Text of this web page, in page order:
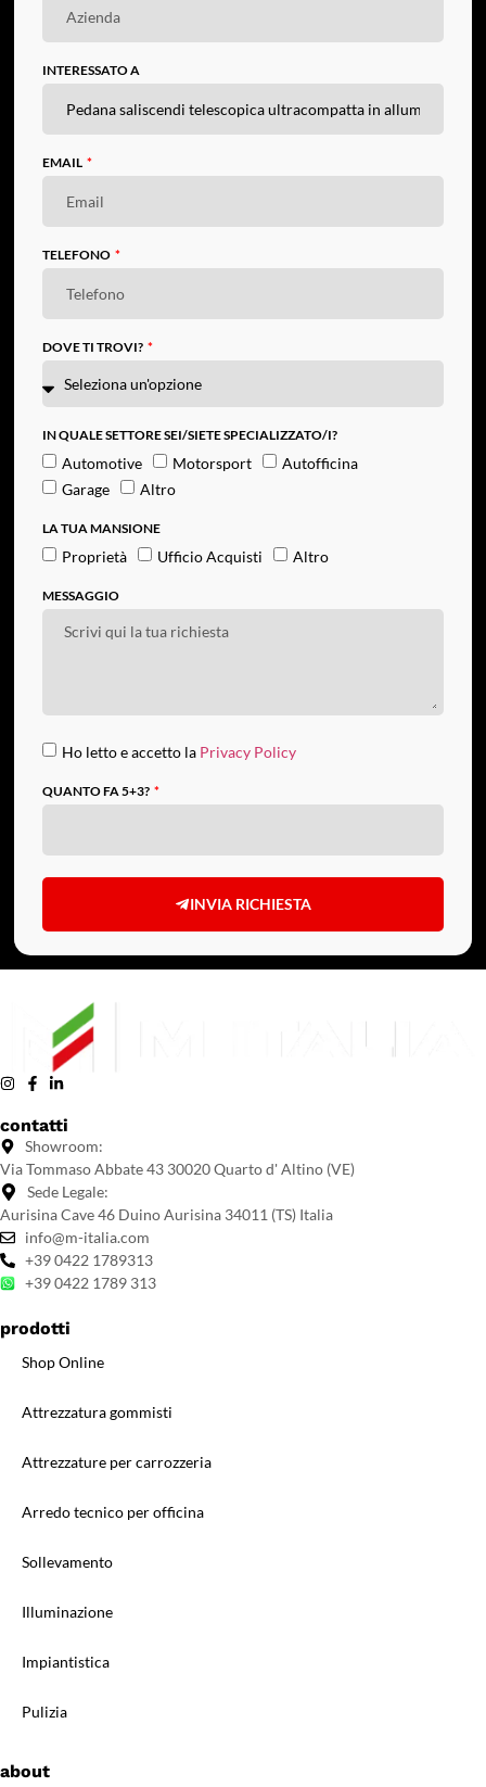
INTERESSATO A
EMAIL
TELEFONO
DOVE TI TROVI?
IN QUALE SETTORE SEI/SIETE SPECIALIZZATO/I?
Automotive Motorsport
Autofficina
Garage
Altro
LA TUA MANSIONE
Proprietà Ufficio Acquisti Altro
MESSAGGIO
Ho letto e accetto la Privacy Policy
QUANTO FA 5+3?
INVIA RICHIESTA
contatti
Showroom:
Via Tommaso Abbate 43 30020 Quarto d' Altino (VE)
Sede Legale:
Aurisina Cave 46 Duino Aurisina 34011 (TS) Italia
info@m-italia.com
+39 0422 1789313
+39 0422 1789 313
prodotti
Shop Online
Attrezzatura gommisti
Attrezzature per carrozzeria
Arredo tecnico per officina
Sollevamento
Illuminazione
Impiantistica
Pulizia
about